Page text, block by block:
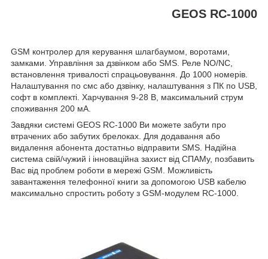
GEOS RC-1000
GSM контролер для керування шлагбаумом, воротами,
замками. Управління за дзвінком або SMS. Реле NO/NC,
встановлення тривалості спрацьовування. До 1000 номерів.
Налаштування по смс або дзвінку, налаштування з ПК по USB,
софт в комплекті. Харчування 9-28 В, максимальний струм
споживання 200 мА.
Завдяки системі GEOS RC-1000 Ви можете забути про
втрачених або забутих брелоках. Для додавання або
видалення абонента достатньо відправити SMS. Надійна
система свій/чужий і інноваційна захист від СПАМу, позбавить
Вас від проблем роботи в мережі GSM. Можливість
завантаження телефонної книги за допомогою USB кабелю
максимально спростить роботу з GSM-модулем RC-1000.